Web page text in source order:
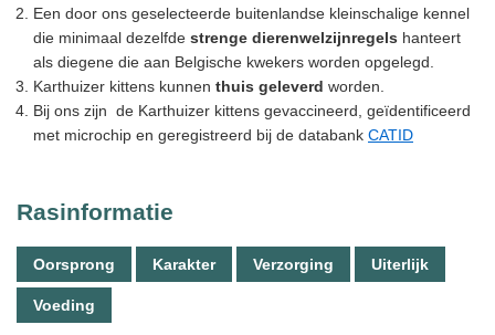
Een door ons geselecteerde buitenlandse kleinschalige kennel
die minimaal dezelfde strenge dierenwelzijnregels hanteert
als diegene die aan Belgische kwekers worden opgelegd.
Karthuizer kittens kunnen thuis geleverd worden.
Bij ons zijn de Karthuizer kittens gevaccineerd, geïdentificeerd
met microchip en geregistreerd bij de databank CATID
Rasinformatie
Oorsprong Karakter Verzorging Uiterlijk
Voeding